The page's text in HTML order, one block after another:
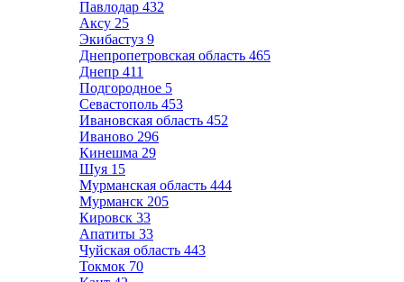
Павлодар 432
Аксу 25
Экибастуз 9
Днепропетровская область 465
Днепр 411
Подгородное 5
Севастополь 453
Ивановская область 452
Иваново 296
Кинешма 29
Шуя 15
Мурманская область 444
Мурманск 205
Кировск 33
Апатиты 33
Чуйская область 443
Токмок 70